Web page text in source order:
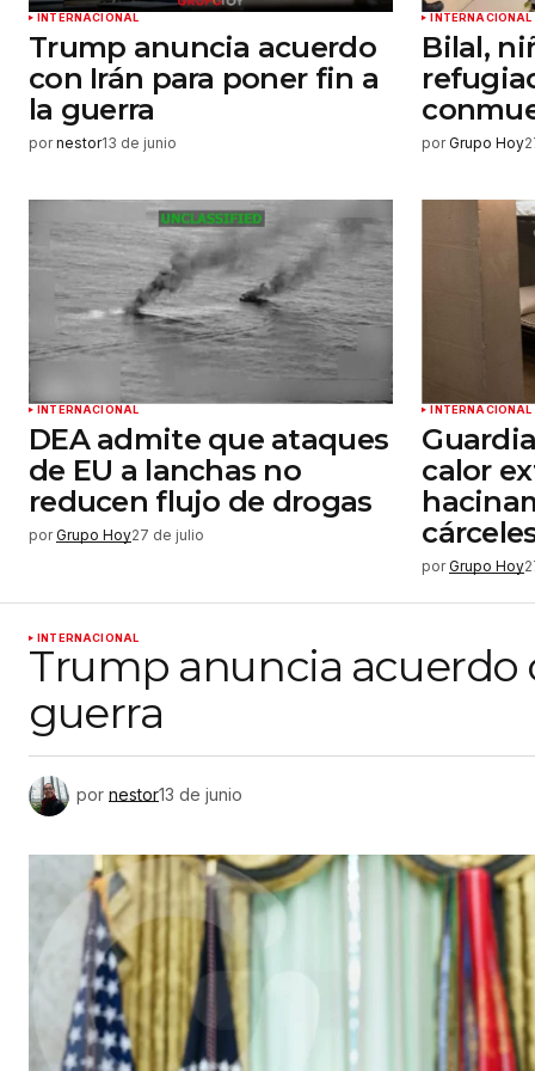
INTERNACIONAL
Trump anuncia acuerdo
con Irán para poner fin a
la guerra
por nestor13 de junio
INTERNACIONAL
Bilal,
por Grupo Hoy
INTERNACIONAL
DEA admite que ataques
de EU a lanchas no
reducen flujo de drogas
por Grupo Hoy27 de julio
INTERNACIONAL
calor
por Grupo Hoy
INTERNACIONAL
Trump anuncia acuerdo
guerra
por nestor13 de junio